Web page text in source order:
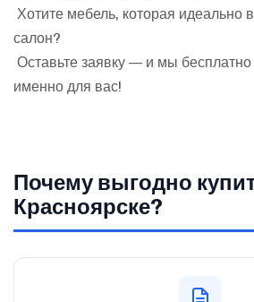
Хотите мебель, которая идеально
салон?
Оставьте заявку — и мы бесплатно
именно для вас!
Почему выгодно
Красноярске?